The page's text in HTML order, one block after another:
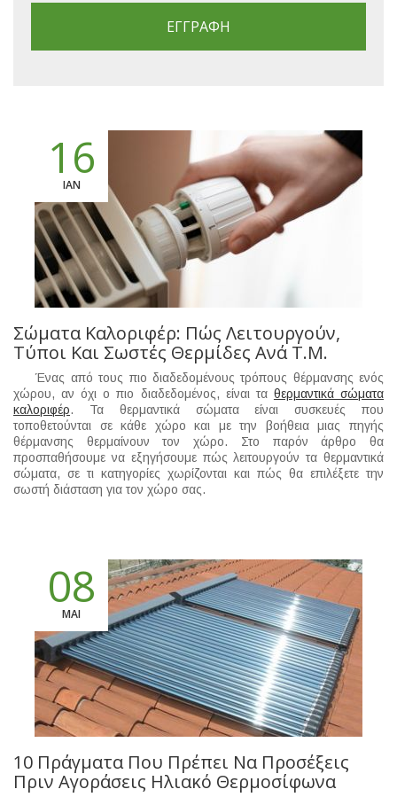
ΕΓΓΡΑΦΉ
16
ΙΑΝ
Σώματα Καλοριφέρ: Πώς Λειτουργούν,
Τύποι Και Σωστές Θερμίδες Ανά Τ.μ.
Ένας από τους πιο διαδεδομένους τρόπους θέρμανσης ενός
χώρου, αν όχι ο πιο διαδεδομένος, είναι τα θερμαντικά σώματα
καλοριφέρ. Τα θερμαντικά σώματα είναι συσκευές που
τοποθετούνται σε κάθε χώρο και με την βοήθεια μιας πηγής
θέρμανσης θερμαίνουν τον χώρο. Στο παρόν άρθρο θα
προσπαθήσουμε να εξηγήσουμε πώς λειτουργούν τα θερμαντικά
σώματα, σε τι κατηγορίες χωρίζονται και πώς θα επιλέξετε την
σωστή διάσταση για τον χώρο σας.
08
ΜΑΙ
10 Πράγματα Που Πρέπει Να Προσέξεις
Πριν Αγοράσεις Ηλιακό Θερμοσίφωνα